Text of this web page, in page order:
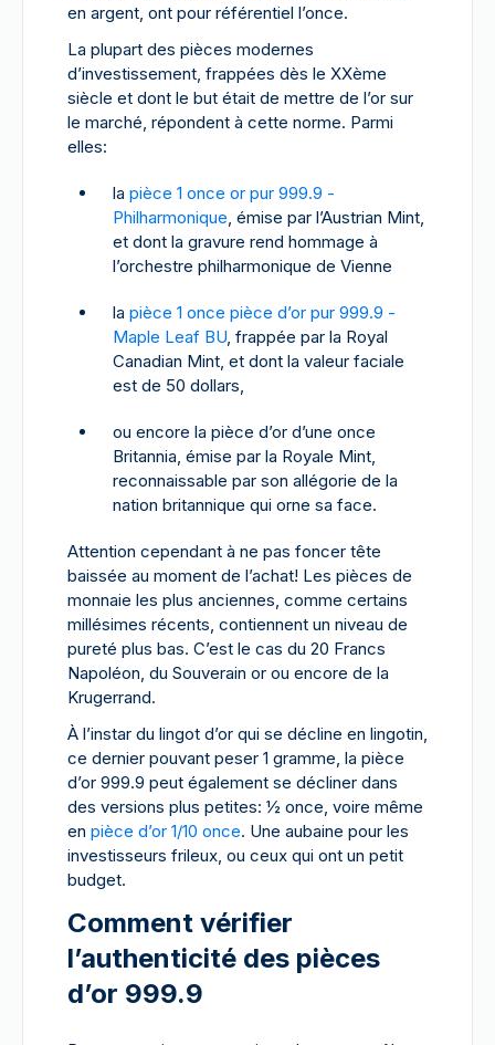
en argent, ont pour référentiel l’once.
La plupart des pièces modernes
d’investissement, frappées dès le XXème
siècle et dont le but était de mettre de l’or sur
le marché, répondent à cette norme. Parmi
elles:
la pièce 1 once or pur 999.9 -
Philharmonique, émise par l’Austrian Mint,
et dont la gravure rend hommage à
l’orchestre philharmonique de Vienne
la pièce 1 once pièce d’or pur 999.9 -
Maple Leaf BU, frappée par la Royal
Canadian Mint, et dont la valeur faciale
est de 50 dollars,
ou encore la pièce d’or d’une once
Britannia, émise par la Royale Mint,
reconnaissable par son allégorie de la
nation britannique qui orne sa face.
Attention cependant à ne pas foncer tête
baissée au moment de l’achat! Les pièces de
monnaie les plus anciennes, comme certains
millésimes récents, contiennent un niveau de
pureté plus bas. C’est le cas du 20 Francs
Napoléon, du Souverain or ou encore de la
Krugerrand.
À l’instar du lingot d’or qui se décline en lingotin,
ce dernier pouvant peser 1 gramme, la pièce
d’or 999.9 peut également se décliner dans
des versions plus petites: ½ once, voire même
en pièce d’or 1/10 once. Une aubaine pour les
investisseurs frileux, ou ceux qui ont un petit
budget.
Comment vérifier
l’authenticité des pièces
d’or 999.9